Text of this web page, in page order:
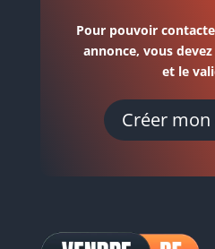
Pour pouvoir
annonce, vous
et le
Créer